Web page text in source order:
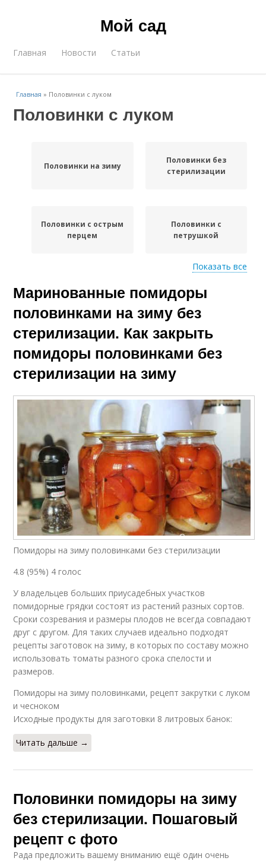
Мой сад
Главная Новости Статьи
Главная » Половинки с луком
Половинки с луком
Половинки на зиму
Половинки без
стерилизации
Половинки с острым
перцем
Половинки с
петрушкой
Дольки с луком Помидоры с луком
Половинки по
рецепту
Показать все
Маринованные помидоры
половинками на зиму без
стерилизации. Как закрыть
помидоры половинками без
стерилизации на зиму
Помидоры на зиму половинками без стерилизации
4.8 (95%) 4 голос
У владельцев больших приусадебных участков
помидорные грядки состоят из растений разных сортов.
Сроки созревания и размеры плодов не всегда совпадают
друг с другом. Для таких случаев идеально подходят
рецепты заготовок на зиму, в которых по составу можно
использовать томаты разного срока спелости и
размеров.
Помидоры на зиму половинками, рецепт закрутки с луком
и чесноком
Исходные продукты для заготовки 8 литровых банок:
Читать дальше →
Половинки помидоры на зиму
без стерилизации. Пошаговый
рецепт с фото
Рада предложить вашему вниманию ещё один очень